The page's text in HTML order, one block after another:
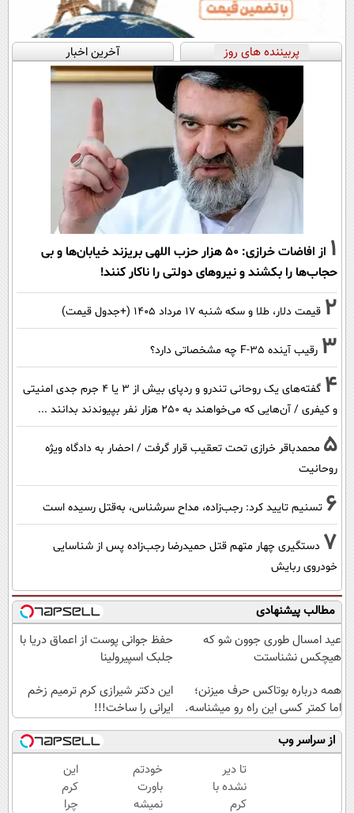
پربیننده های روز آخرین اخبار
1
از افاضات خرازی: ۵۰ هزار حزب اللهی بریزند خیابان‌ها و بی
حجاب‌ها را بکشند و نیرو‌های دولتی را ناکار کنند!
2 قیمت دلار، طلا و سکه شنبه ۱۷ مرداد ۱۴۰۵ (+جدول قیمت)
3 رقیب آینده F-35 چه مشخصاتی دارد؟
4
گفته‌های یک روحانی تندرو و ردپای بیش از ۳ یا ۴ جرم جدی امنیتی
و کیفری / آن‌هایی که می‌خواهند به ۲۵۰ هزار نفر بپیوندند بدانند ...
5 محمدباقر خرازی تحت تعقیب قرار گرفت / احضار به دادگاه ویژه
روحانیت
6 تسنیم تایید کرد: رجب‌زاده، مداح سرشناس، به‌قتل رسیده است
7 دستگیری چهار متهم قتل حمیدرضا رجب‌زاده پس از شناسایی
خودروی ربایش
مطالب پیشنهادی
عید امسال طوری جوون شو که
هیچکس نشناستت
حفظ جوانی پوست از اعماق دریا با
جلبک اسپیرولینا
همه درباره بوتاکس حرف میزنن؛
اما کمتر کسی این راه رو میشناسه.
این دکتر شیرازی کرم ترمیم زخم
ایرانی را ساخت!!!
از سراسر وب
تا دیر
نشده با
کرم
خودتم
باورت
نمیشه
این
کرم
چرا